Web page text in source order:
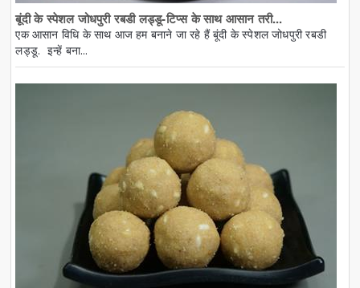
बूंदी के स्पेशल जोधपुरी रबडी लड्डू-टिप्स के साथ आसान तरी...
एक आसान विधि के साथ आज हम बनाने जा रहे हैं बूंदी के स्पेशल जोधपुरी रबडी
लड्डू. इन्हें बना...